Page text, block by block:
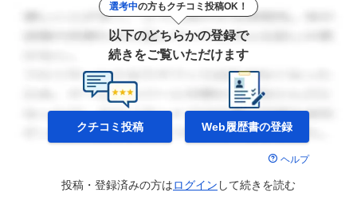
選考中の方もクチコミ投稿OK！
以下のどちらかの登録で
続きをご覧いただけます
クチコミ投稿 Web履歴書の登録
ヘルプ
投稿・登録済みの方はログイン して続きを読む